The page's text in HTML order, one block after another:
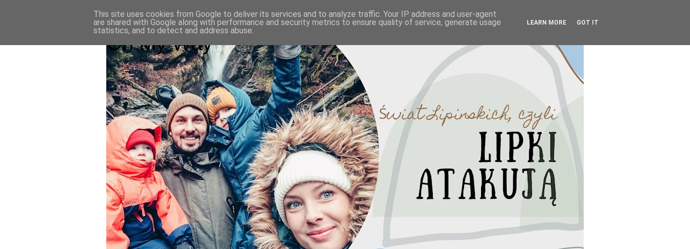
On My Way
This site uses cookies from Google to deliver its services and to analyze traffic. Your IP address and user-agent
are shared with Google along with performance and security metrics to ensure quality of service, generate usage
statistics, and to detect and address abuse.
LEARN MORE GOT IT